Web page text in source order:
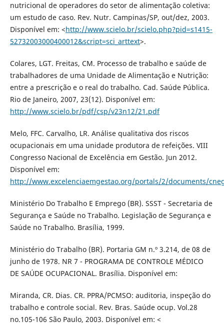
nutricional de operadores do setor de alimentação coletiva:
um estudo de caso. Rev. Nutr. Campinas/SP, out/dez, 2003.
Disponível em: <http://www.scielo.br/scielo.php?pid=s1415-
52732003000400012&script=sci_arttext>.
Colares, LGT. Freitas, CM. Processo de trabalho e saúde de
trabalhadores de uma Unidade de Alimentação e Nutrição:
entre a prescrição e o real do trabalho. Cad. Saúde Pública.
Rio de Janeiro, 2007, 23(12). Disponível em:
http://www.scielo.br/pdf/csp/v23n12/21.pdf
Melo, FFC. Carvalho, LR. Análise qualitativa dos riscos
ocupacionais em uma unidade produtora de refeições. VIII
Congresso Nacional de Excelência em Gestão. Jun 2012.
Disponível em:
http://www.excelenciaemgestao.org/portals/2/documents/
Ministério Do Trabalho E Emprego (BR). SSST - Secretaria de
Segurança e Saúde no Trabalho. Legislação de Segurança e
Saúde no Trabalho. Brasília, 1999.
Ministério do Trabalho (BR). Portaria GM n.º 3.214, de 08 de
junho de 1978. NR 7 - PROGRAMA DE CONTROLE MÉDICO
DE SAÚDE OCUPACIONAL. Brasília. Disponível em:
Miranda, CR. Dias. CR. PPRA/PCMSO: auditoria, inspeção do
trabalho e controle social. Rev. Bras. Saúde ocup. Vol.28
no.105-106 São Paulo, 2003. Disponível em: <